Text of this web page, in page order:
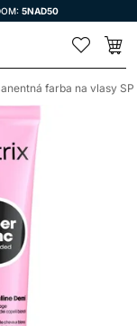
5NAD50
farba na vlasy